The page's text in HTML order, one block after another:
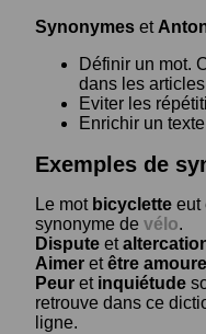
Synonymes et
Définir un mot.
dans les
Eviter les
Enrichir un
Exemples de
Le mot bicyclette eut
synonyme de vélo.
Dispute et
Aimer etêtre
Peur et inquiétude
retrouve dans ce
ligne.